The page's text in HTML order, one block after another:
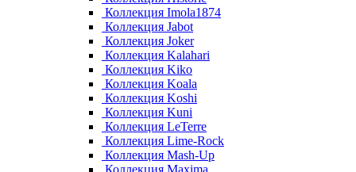
Коллекция Imola1874
Коллекция Jabot
Коллекция Joker
Коллекция Kalahari
Коллекция Kiko
Коллекция Koala
Коллекция Koshi
Коллекция Kuni
Коллекция LeTerre
Коллекция Lime-Rock
Коллекция Mash-Up
Коллекция Maxima